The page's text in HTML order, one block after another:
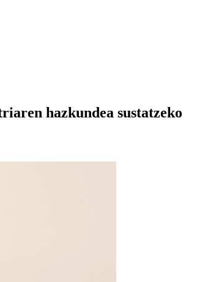
hazkundea sustatzeko